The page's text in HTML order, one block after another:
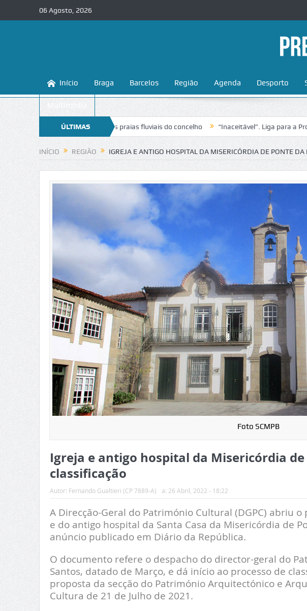
06 Agosto, 2026
Início Braga Barcelos Região Agenda Desporto
Multimédia
ÚLTIMAS
NOTÍCIAS
conhecer e proteger as praias fluviais do concelho “Inaceitável”. Liga para a Proteção da
INÍCIO REGIÃO IGREJA E ANTIGO HOSPITAL DA MISERICÓRDIA DE PONTE
Foto SCMPB
Igreja e antigo hospital da Misericórdia
classificação
Autor: Fernando Gualtieri (CP 7889-A) a: 26 Abril, 2022 - 18:22
A Direcção-Geral do Património Cultural (DGPC) abriu o
e do antigo hospital da Santa Casa da Misericórdia de
anúncio publicado em Diário da República.
O documento refere o despacho do director-geral do
Santos, datado de Março, e dá início ao processo de
proposta da secção do Património Arquitectónico e
Cultura de 21 de Julho de 2021.